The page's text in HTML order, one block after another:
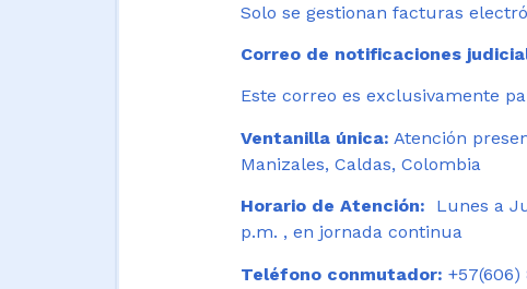
Solo se gestionan facturas
Correo de notificaciones
Este correo es exclusivamente
Ventanilla única: Atención
Manizales, Caldas, Colombia
Horario de Atención:
Lunes a
p.m. , en jornada continua
Teléfono conmutador: +57(606)